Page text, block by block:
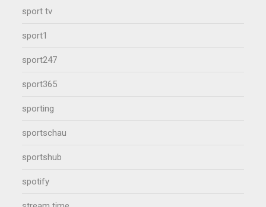
sport tv
sport1
sport247
sport365
sporting
sportschau
sportshub
spotify